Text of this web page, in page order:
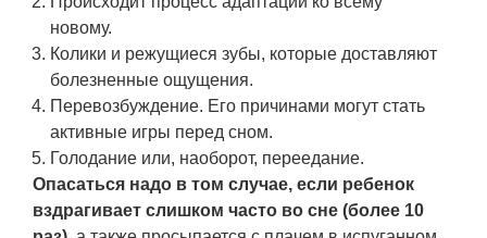
новому.
Колики и режущиеся зубы, которые доставляют
болезненные ощущения.
Перевозбуждение. Его причинами могут стать
активные игры перед сном.
Голодание или, наоборот, переедание.
Опасаться надо в том случае, если ребенок
вздрагивает слишком часто во сне (более 10